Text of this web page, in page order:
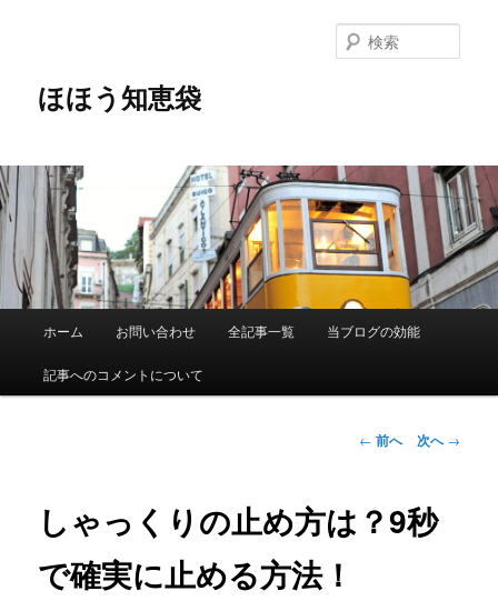
ツ
へ
移
動
ほほう知恵袋
索
メ
ホーム お問い合わせ 全記事一覧 当ブログの効能
記事へのコメントについて
投
ビ
ゲ
← 前へ 次へ→
しゃっくりの止め方は？9秒
で確実に止める方法！